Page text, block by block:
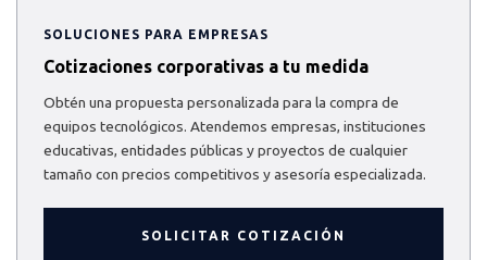
SOLUCIONES PARA EMPRESAS
Cotizaciones corporativas a tu medida
Obtén una propuesta personalizada para la compra de
equipos tecnológicos. Atendemos empresas, instituciones
educativas, entidades públicas y proyectos de cualquier
tamaño con precios competitivos y asesoría especializada.
SOLICITAR COTIZACIÓN